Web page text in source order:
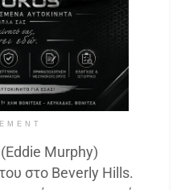
Murphy)
στο Beverly Hills.